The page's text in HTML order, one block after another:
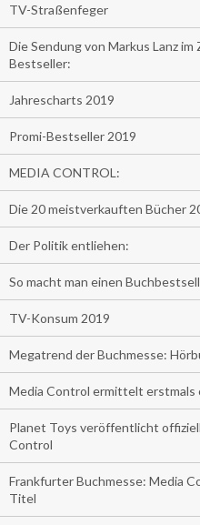
TV-Straßenfeger
Die Sendung von Markus Lanz im
Bestseller:
Jahrescharts 2019
Promi-Bestseller 2019
MEDIA CONTROL:
Die 20 meistverkauften Bücher
Der Politik entliehen:
So macht man einen
TV-Konsum 2019
Megatrend der Buchmesse:
Media Control ermittelt erstmals
Planet Toys veröffentlicht
Control
Frankfurter Buchmesse: Media
Titel